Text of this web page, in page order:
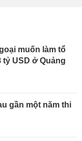
muốn làm tổ
USD ở Quảng
gần một năm thi